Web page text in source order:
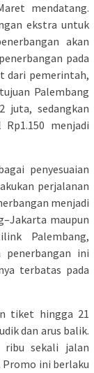
mendatang.
ekstra untuk
akan
pada
dari pemerintah,
Palembang
juta, sedangkan
menjadi
penyesuaian
perjalanan
menjadi
maupun
Palembang,
penerbangan ini
terbatas pada
tiket hingga 21
dan arus balik.
ribu sekali jalan
Promo ini berlaku